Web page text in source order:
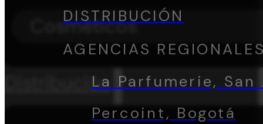
Cosméticos
Distribución
DISTRIBUCIÓN
AGENCIAS
La Parfumerie,
Percoint, Bogotá